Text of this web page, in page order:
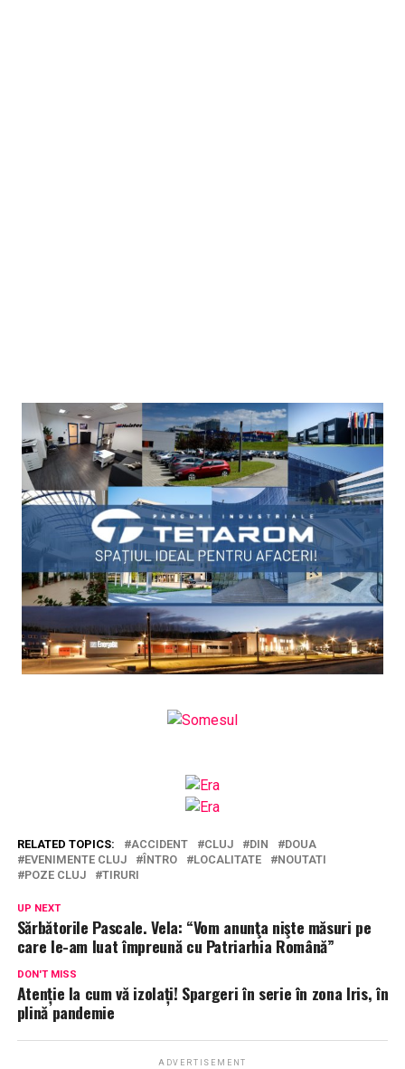
RELATED TOPICS: ACCIDENT CLUJ DIN
DOUA
EVENIMENTE CLUJ
ÎNTRO LOCALITATE
NOUTATI
POZE CLUJ
TIRURI
UP NEXT
Sărbătorile Pascale. Vela: “Vom anunţa nişte măsuri pe
care le-am luat împreună cu Patriarhia Română”
DON'T MISS
Atenție la cum vă izolați! Spargeri în serie în zona Iris, în
plină pandemie
ADVERTISEMENT